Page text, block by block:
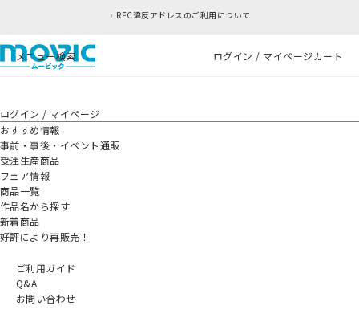
RFC違反アドレスのご利用について
メニュー検索 ログイン / マイページカート
ログイン / マイページ
おすすめ情報
事前・事後・イベント通販
受注生産商品
フェア情報
商品一覧
作品名から探す
新着商品
好評により再販売！
ご利用ガイド
Q&A
お問い合わせ